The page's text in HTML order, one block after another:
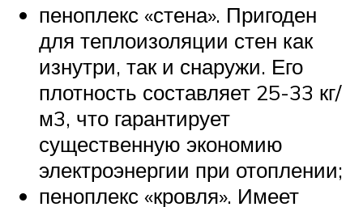
пеноплекс «стена». Пригоден
для теплоизоляции стен как
изнутри, так и снаружи. Его
плотность составляет 25-33 кг/
м3, что гарантирует
существенную экономию
электроэнергии при отоплении;
пеноплекс «кровля». Имеет